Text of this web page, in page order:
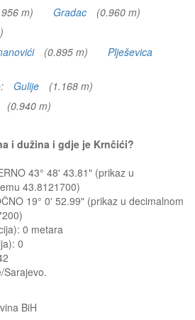
m) Gradac
(0.960 m)
(0.895 m)
Plješevica
Gulije
(1.168 m)
(0.940 m)
i dužina i gdje je Krnčići?
43° 48' 43.81" (prikaz u
43.8121700)
19° 0' 52.99" (prikaz u decimalnom
0 metara
0
Sarajevo.
BiH